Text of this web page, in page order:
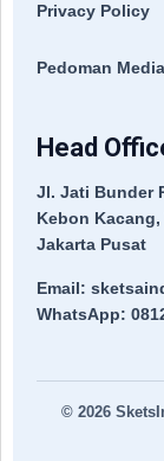
Privacy Policy
Pedoman
Head
Jl. Jati Bunder
Kebon
Jakarta Pusat
Email:
WhatsApp:
© 2026